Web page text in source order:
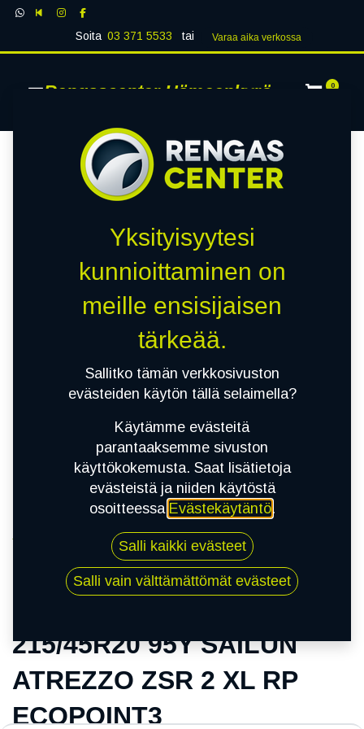
Soita 03 371 5533 tai Varaa aika verk​​​​ossa
Rengascenter Hämeenkyrö 0
215/45R20 95Y SAILUN ATREZZO ZSR 2 XL RP
ECOPOINT3
215/45R20 95Y SAILUN
ATREZZO ZSR 2 XL RP
ECOPOINT3
Yksityisyytesi
kunnioittaminen on
meille ensisijaisen
tärkeää.
Sallitko tämän verkkosivuston
evästeiden käytön tällä selaimella?
Käytämme evästeitä
parantaaksemme sivuston
käyttökokemusta. Saat lisätietoja
evästeistä ja niiden käytöstä
osoitteessa Evästekäytäntö.
Salli kaikki evästeet
Salli vain välttämättömät evästeet